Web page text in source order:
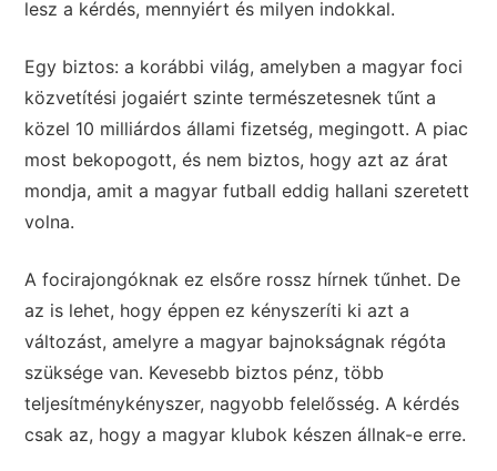
lesz a kérdés, mennyiért és milyen indokkal.
Egy biztos: a korábbi világ, amelyben a magyar foci
közvetítési jogaiért szinte természetesnek tűnt a
közel 10 milliárdos állami fizetség, megingott. A piac
most bekopogott, és nem biztos, hogy azt az árat
mondja, amit a magyar futball eddig hallani szeretett
volna.
A focirajongóknak ez elsőre rossz hírnek tűnhet. De
az is lehet, hogy éppen ez kényszeríti ki azt a
változást, amelyre a magyar bajnokságnak régóta
szüksége van. Kevesebb biztos pénz, több
teljesítménykényszer, nagyobb felelősség. A kérdés
csak az, hogy a magyar klubok készen állnak-e erre.